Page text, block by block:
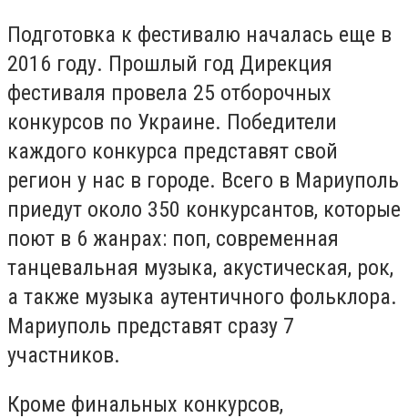
Подготовка к фестивалю началась еще в
2016 году. Прошлый год Дирекция
фестиваля провела 25 отборочных
конкурсов по Украине. Победители
каждого конкурса представят свой
регион у нас в городе. Всего в Мариуполь
приедут около 350 конкурсантов, которые
поют в 6 жанрах: поп, современная
танцевальная музыка, акустическая, рок,
а также музыка аутентичного фольклора.
Мариуполь представят сразу 7
участников.
Кроме финальных конкурсов,